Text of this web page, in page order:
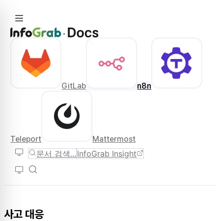
GitLab n8n
Teleport Mattermost
문서 검색... InfoGrab Insight
사고 대응